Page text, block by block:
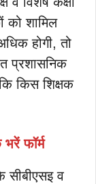
को शामिल
होगी, तो
प्रशासनिक
किस शिक्षक
फॉर्म
सीबीएसइ व